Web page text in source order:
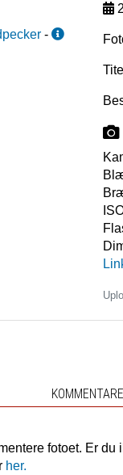
-
fotoet. Er du
her.